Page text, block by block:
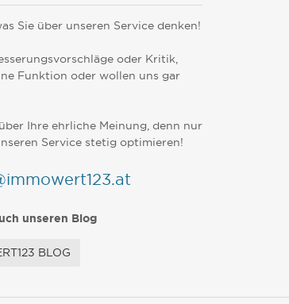
Sie über unseren Service denken!
oder Kritik,
Funktion oder wollen uns gar
Ihre ehrliche Meinung, denn nur
Service stetig optimieren!
unseren Blog
BLOG